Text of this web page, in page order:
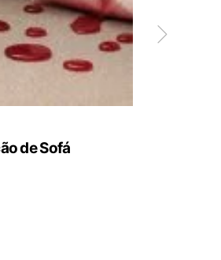
de Sofá